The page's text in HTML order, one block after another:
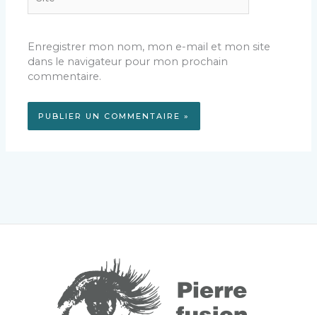
Enregistrer mon nom, mon e-mail et mon site
dans le navigateur pour mon prochain
commentaire.